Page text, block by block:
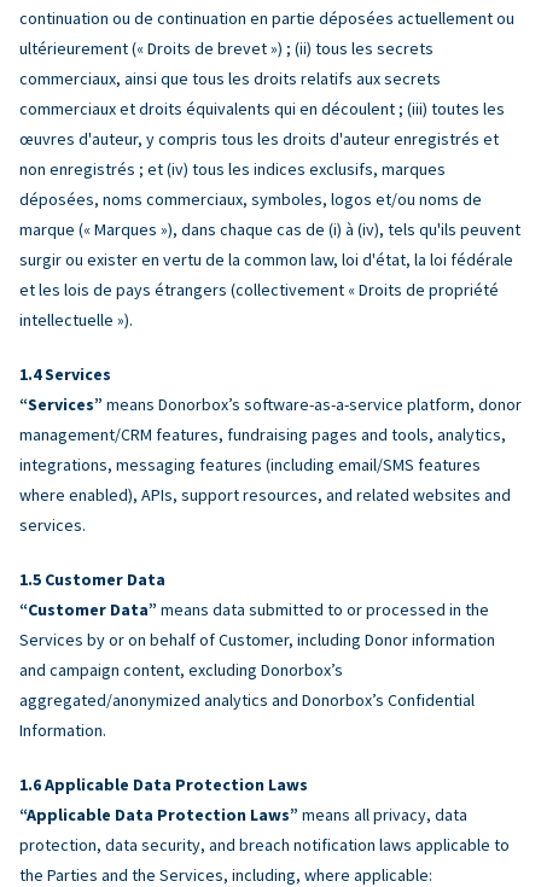
continuation ou de continuation en partie déposées actuellement ou
ultérieurement (« Droits de brevet ») ; (ii) tous les secrets
commerciaux, ainsi que tous les droits relatifs aux secrets
commerciaux et droits équivalents qui en découlent ; (iii) toutes les
œuvres d'auteur, y compris tous les droits d'auteur enregistrés et
non enregistrés ; et (iv) tous les indices exclusifs, marques
déposées, noms commerciaux, symboles, logos et/ou noms de
marque (« Marques »), dans chaque cas de (i) à (iv), tels qu'ils peuvent
surgir ou exister en vertu de la common law, loi d'état, la loi fédérale
et les lois de pays étrangers (collectivement « Droits de propriété
intellectuelle »).
Services
“Services” means Donorbox’s software-as-a-service platform, donor
management/CRM features, fundraising pages and tools, analytics,
integrations, messaging features (including email/SMS features
where enabled), APIs, support resources, and related websites and
services.
Customer Data
“Customer Data” means data submitted to or processed in the
Services by or on behalf of Customer, including Donor information
and campaign content, excluding Donorbox’s
aggregated/anonymized analytics and Donorbox’s Confidential
Information.
Applicable Data Protection Laws
“Applicable Data Protection Laws” means all privacy, data
protection, data security, and breach notification laws applicable to
the Parties and the Services, including, where applicable: